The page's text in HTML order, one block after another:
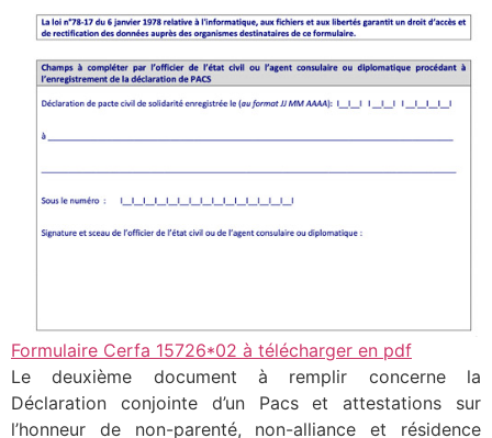
Formulaire Cerfa 15726*02 à télécharger en pdf
Le deuxième document à remplir concerne la
Déclaration conjointe d’un Pacs et attestations sur
l’honneur de non-parenté, non-alliance et résidence